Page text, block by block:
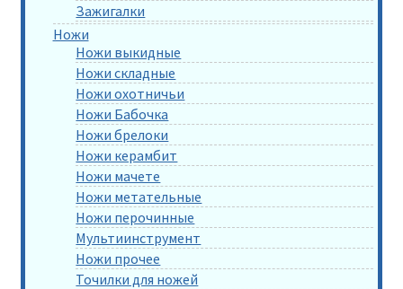
Зажигалки
Ножи
Ножи выкидные
Ножи складные
Ножи охотничьи
Ножи Бабочка
Ножи брелоки
Ножи керамбит
Ножи мачете
Ножи метательные
Ножи перочинные
Мультиинструмент
Ножи прочее
Точилки для ножей